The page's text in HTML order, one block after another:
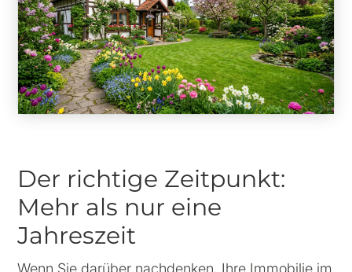
Der richtige Zeitpunkt:
Mehr als nur eine
Jahreszeit
Wenn Sie darüber nachdenken, Ihre Immobilie im